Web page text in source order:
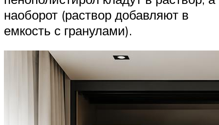
наоборот (раствор добавляют в
емкость с гранулами).